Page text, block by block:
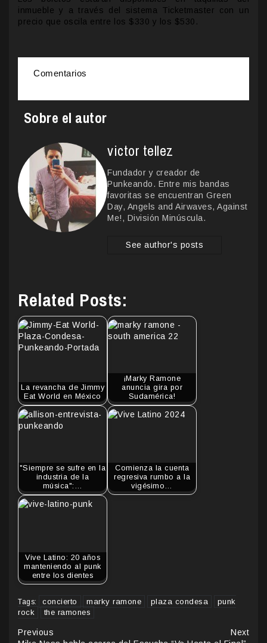
inmueble y a través del sistema Ticketmaster con un
precio que oscila entre los $330 y los $530.
Comentarios
Sobre el autor
victor tellez
Fundador y creador de
Punkeando. Entre mis bandas
favoritas se encuentran Green
Day, Angels and Airwaves, Against
Me!, División Minúscula.
See author's posts
Related Posts:
La revancha de Jimmy
Eat World en México
¡Marky Ramone
anuncia gira por
Sudamérica!
"Siempre se sufre en la
industria de la
música":…
Comienza la cuenta
regresiva rumbo a la
vigésimo…
Vive Latino: 20 años
manteniendo al punk
entre los dientes
Tags: concierto marky ramone plaza condesa
punk
rock
the ramones
Continue
Previous
Next